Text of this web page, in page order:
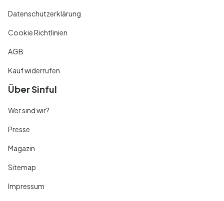
Datenschutzerklärung
Cookie Richtlinien
AGB
Kauf widerrufen
Über Sinful
Wer sind wir?
Presse
Magazin
Sitemap
Impressum